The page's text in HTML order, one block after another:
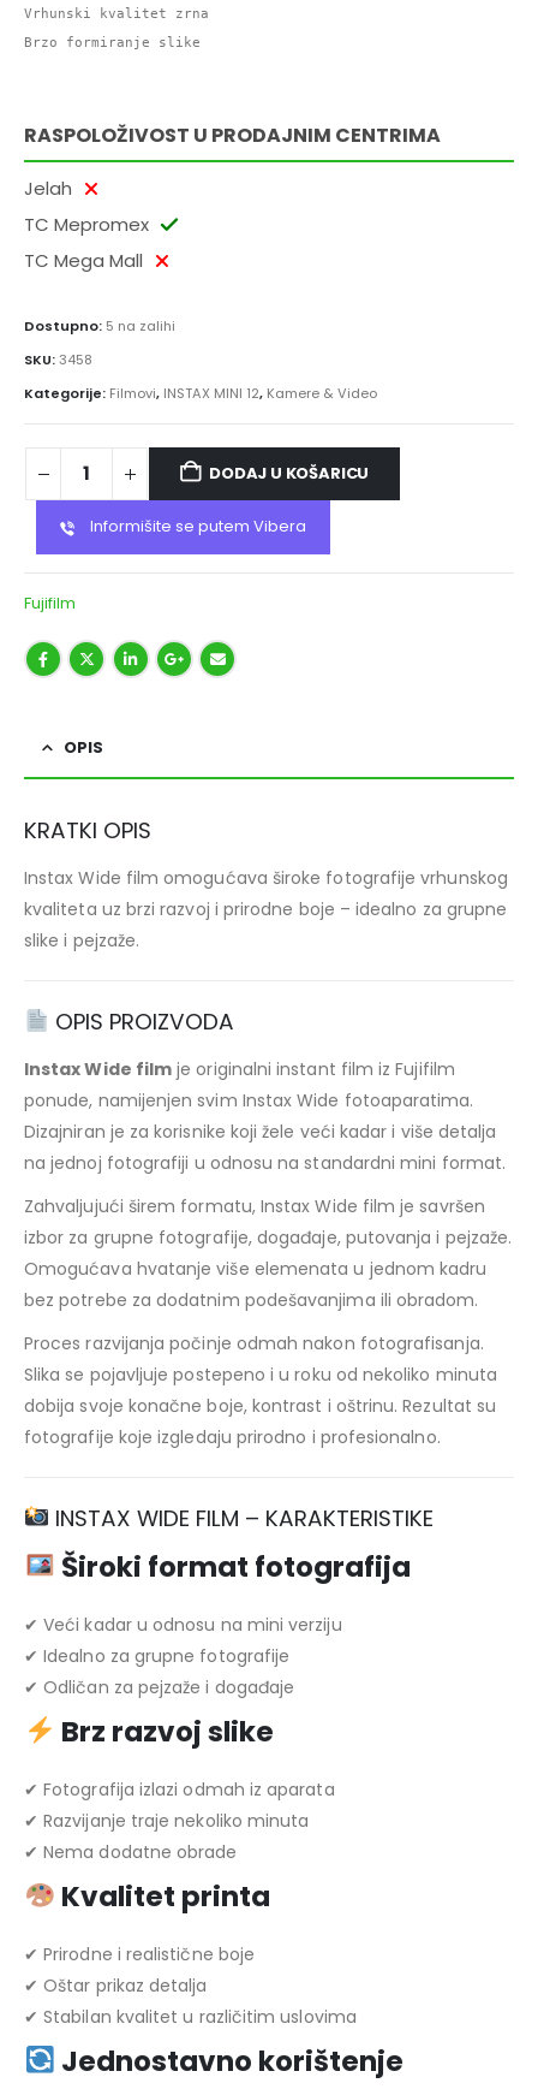
Vrhunski kvalitet zrna
Brzo formiranje slike
RASPOLOŽIVOST U PRODAJNIM CENTRIMA
Jelah
TC Mepromex
TC Mega Mall
Dostupno: 5 na zalihi
SKU:3458
Kategorije: Filmovi, INSTAX MINI 12, Kamere & Video
DODAJ U KOŠARICU
Informišite se putem Vibera
Fujifilm
OPIS
KRATKI OPIS
Instax Wide film omogućava široke fotografije vrhunskog
kvaliteta uz brzi razvoj i prirodne boje – idealno za grupne
slike i pejzaže.
OPIS PROIZVODA
Instax Wide film je originalni instant film izFujifilm
ponude, namijenjen svim Instax Wide fotoaparatima.
Dizajniran je za korisnike koji žele veći kadar i više detalja
na jednoj fotografiji u odnosu na standardni mini format.
Zahvaljujući širem formatu, Instax Wide film je savršen
izbor za grupne fotografije, događaje, putovanja i pejzaže.
Omogućava hvatanje više elemenata u jednom kadru
bez potrebe za dodatnim podešavanjima ili obradom.
Proces razvijanja počinje odmah nakon fotografisanja.
Slika se pojavljuje postepeno i u roku od nekoliko minuta
dobija svoje konačne boje, kontrast i oštrinu. Rezultat su
fotografije koje izgledaju prirodno i profesionalno.
INSTAX WIDE FILM – KARAKTERISTIKE
Široki format fotografija
✔ Veći kadar u odnosu na mini verziju
✔ Idealno za grupne fotografije
✔ Odličan za pejzaže i događaje
Brz razvoj slike
✔ Fotografija izlazi odmah iz aparata
✔ Razvijanje traje nekoliko minuta
✔ Nema dodatne obrade
Kvalitet printa
✔ Prirodne i realistične boje
✔ Oštar prikaz detalja
✔ Stabilan kvalitet u različitim uslovima
Jednostavno korištenje